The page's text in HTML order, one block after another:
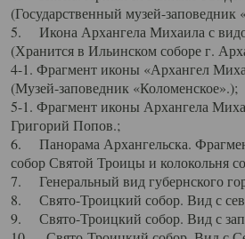
(Государственный музей-заповедник
5. Икона Архангела Михаила с
(Хранится в Ильинском соборе г.
4-1. Фрагмент иконы «Архангел
(Музей-заповедник «Коломенское».);
5-1. Фрагмент иконы Архангела
Григорий Попов.;
6. Панорама Архангельска.
собор Святой Троицы и колокольня
7. Генеральный вид губернского
8. Свято-Троицкий собор. Вид с
9. Свято-Троицкий собор. Вид с